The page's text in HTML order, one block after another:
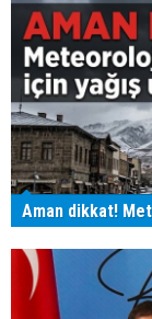
Aman dikkat!